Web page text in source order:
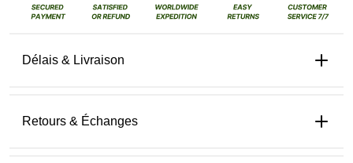
Délais & Livraison
Retours & Échanges